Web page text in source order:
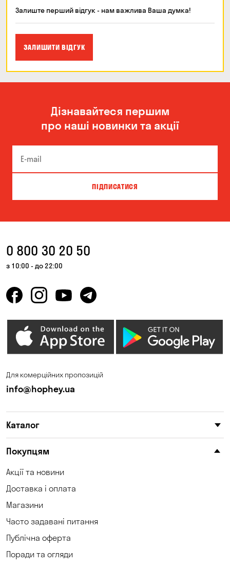
Залиште перший відгук - нам важлива Ваша думка!
ЗАЛИШИТИ ВІДГУК
Дізнавайтеся першим
про наші новинки та акції
ПІДПИСАТИСЯ
0 800 30 20 50
з 10:00 - до 22:00
Для комерційних пропозицій
info@hophey.ua
Каталог
Покупцям
Акції та новини
Доставка і оплата
Магазини
Часто задавані питання
Публічна оферта
Поради та огляди